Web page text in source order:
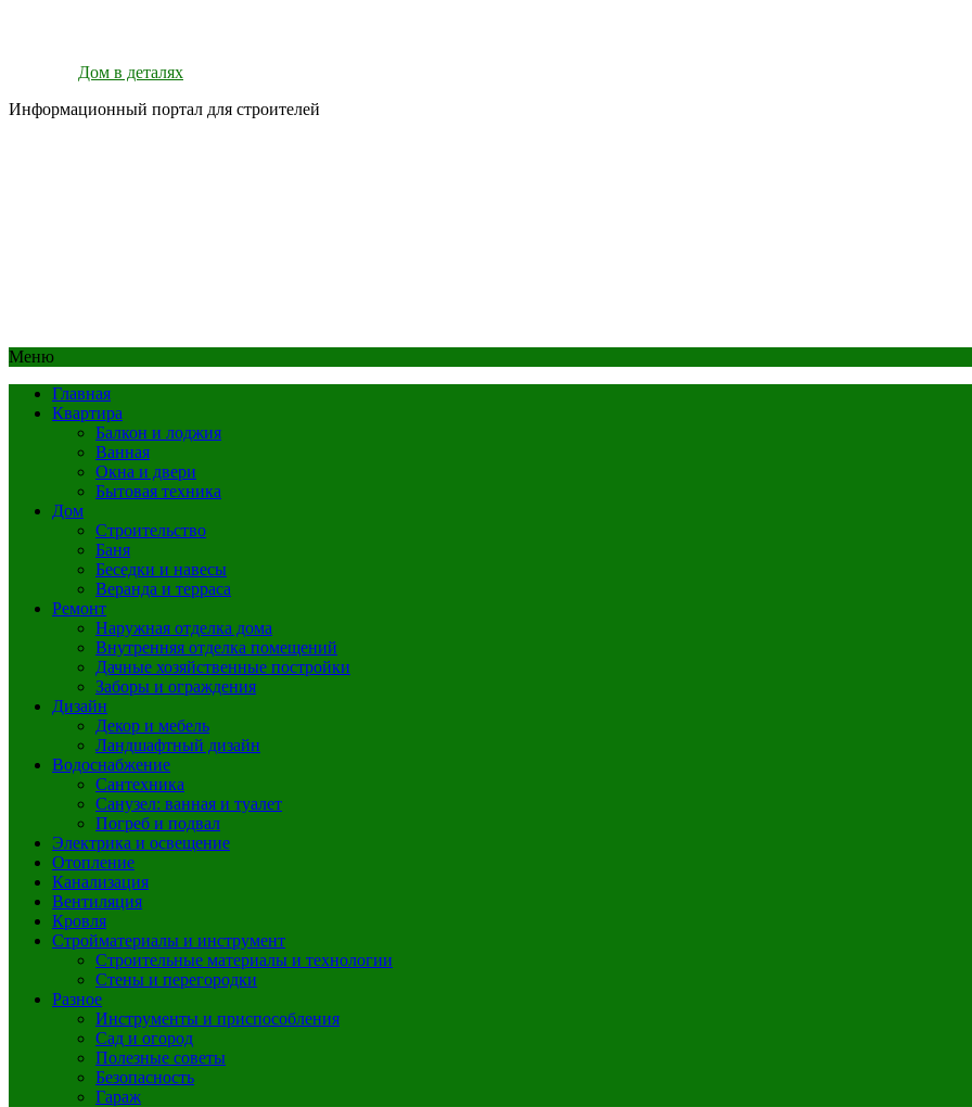
Дом в деталях
Информационный портал для строителей
Меню
Главная
Квартира
Балкон и лоджия
Ванная
Окна и двери
Бытовая техника
Дом
Строительство
Баня
Беседки и навесы
Веранда и терраса
Ремонт
Наружная отделка дома
Внутренняя отделка помещений
Дачные хозяйственные постройки
Заборы и ограждения
Дизайн
Декор и мебель
Ландшафтный дизайн
Водоснабжение
Сантехника
Санузел: ванная и туалет
Погреб и подвал
Электрика и освещение
Отопление
Канализация
Вентиляция
Кровля
Стройматериалы и инструмент
Строительные материалы и технологии
Стены и перегородки
Разное
Инструменты и приспособления
Сад и огород
Полезные советы
Безопасность
Гараж